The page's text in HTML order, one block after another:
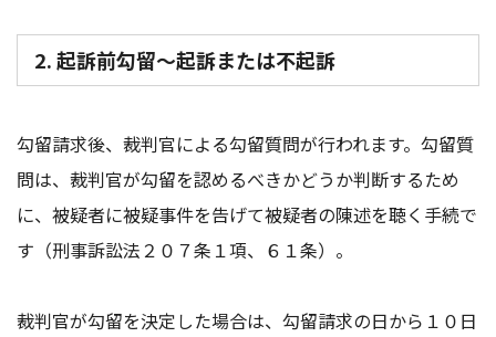
2. 起訴前勾留～起訴または不起訴
勾留請求後、裁判官による勾留質問が行われます。勾留質
問は、裁判官が勾留を認めるべきかどうか判断するため
に、被疑者に被疑事件を告げて被疑者の陳述を聴く手続で
す（刑事訴訟法２０７条１項、６１条）。
裁判官が勾留を決定した場合は、勾留請求の日から１０日